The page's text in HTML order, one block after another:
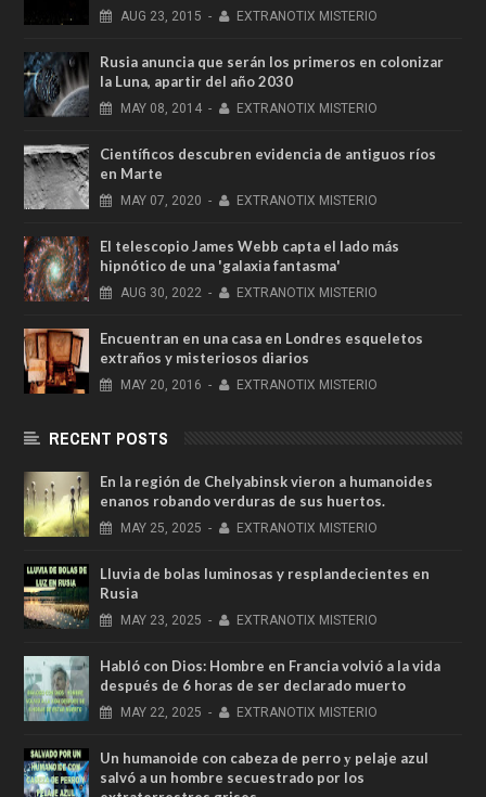
AUG 23, 2015 - EXTRANOTIX MISTERIO
Rusia anuncia que serán los primeros en colonizar
la Luna, apartir del año 2030
MAY 08, 2014 - EXTRANOTIX MISTERIO
Científicos descubren evidencia de antiguos ríos
en Marte
MAY 07, 2020 - EXTRANOTIX MISTERIO
El telescopio James Webb capta el lado más
hipnótico de una 'galaxia fantasma'
AUG 30, 2022 - EXTRANOTIX MISTERIO
Encuentran en una casa en Londres esqueletos
extraños y misteriosos diarios
MAY 20, 2016 - EXTRANOTIX MISTERIO
RECENT POSTS
En la región de Chelyabinsk vieron a humanoides
enanos robando verduras de sus huertos.
MAY 25, 2025 - EXTRANOTIX MISTERIO
Lluvia de bolas luminosas y resplandecientes en
Rusia
MAY 23, 2025 - EXTRANOTIX MISTERIO
Habló con Dios: Hombre en Francia volvió a la vida
después de 6 horas de ser declarado muerto
MAY 22, 2025 - EXTRANOTIX MISTERIO
Un humanoide con cabeza de perro у pelaje azul
salvó a un hombre secuestrado por los